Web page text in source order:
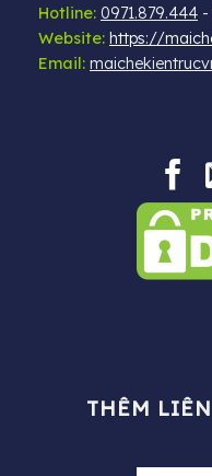
Hotline: 0971.879.444 -
Website: https://
Email:
THÊM